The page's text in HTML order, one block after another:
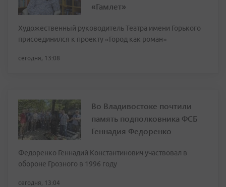
«Гамлет»
Художественный руководитель Театра имени Горького
присоединился к проекту «Город как роман»
сегодня, 13:08
Во Владивостоке почтили
память подполковника ФСБ
Геннадия Федоренко
Федоренко Геннадий Константинович участвовал в
обороне Грозного в 1996 году
сегодня, 13:04